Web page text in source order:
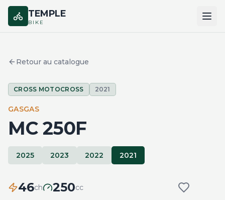
TEMPLE
BIKE
MARQUES
COMPARER
Retour au catalogue
CROSS MOTOCROSS 2021
GASGAS
MC 250F
2025 2023 2022 2021
46ch 250cc